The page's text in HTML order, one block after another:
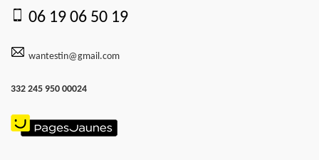
06 19 06 50 19
wantestin@gmail.com
332 245 950 00024